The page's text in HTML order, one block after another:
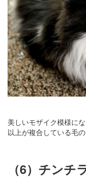
美しいモザイク模様に
以上が複合している毛の
（6）チンチ